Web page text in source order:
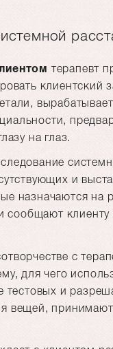
терапевт
клиентский
на глаз.
и
назначаются на
сообщают
с
для чего
тестовых и
вещей,